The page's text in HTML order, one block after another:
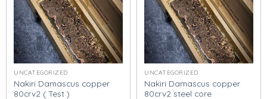
UNCATEGORIZED
Nakiri Damascus copper
80crv2 ( Test )
UNCATEGORIZED
Nakiri Damascus copper
80crv2 steel core